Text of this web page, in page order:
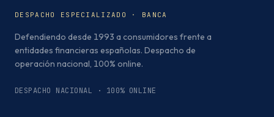
DESPACHO ESPECIALIZADO · BANCA
Defendiendo desde 1993 a consumidores frente a
entidades financieras españolas. Despacho de
operación nacional, 100% online.
DESPACHO NACIONAL · 100% ONLINE